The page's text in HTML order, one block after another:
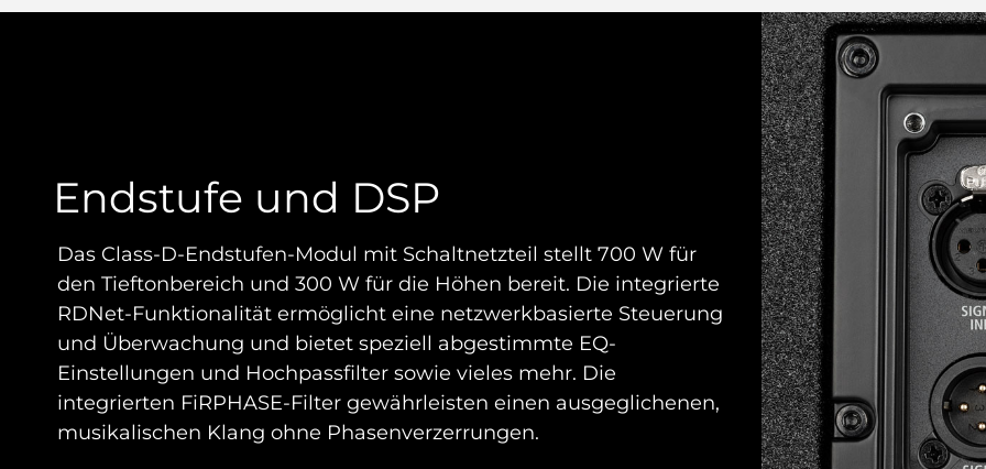
Endstufe und DSP
Das Class-D-Endstufen-Modul mit Schaltnetzteil stellt 700 W für
den Tieftonbereich und 300 W für die Höhen bereit. Die integrierte
RDNet-Funktionalität ermöglicht eine netzwerkbasierte Steuerung
und Überwachung und bietet speziell abgestimmte EQ-
Einstellungen und Hochpassfilter sowie vieles mehr. Die
integrierten FiRPHASE-Filter gewährleisten einen ausgeglichenen,
musikalischen Klang ohne Phasenverzerrungen.